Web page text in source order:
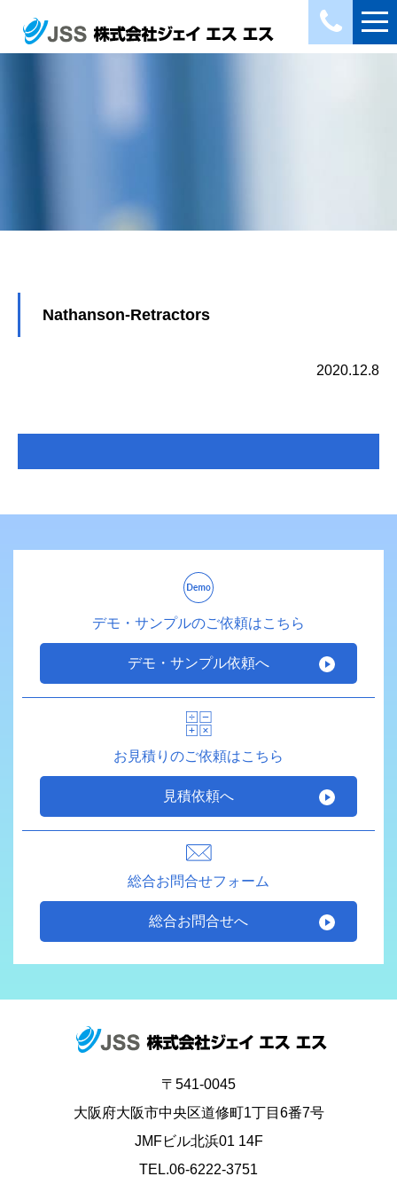
Nathanson-Retractors
2020.12.8
デモ・サンプルのご依頼はこちら
デモ・サンプル依頼へ
お見積りのご依頼はこちら
見積依頼へ
総合お問合せフォーム
総合お問合せへ
〒541-0045
大阪府大阪市中央区道修町1丁目6番7号
JMFビル北浜01 14F
TEL.06-6222-3751